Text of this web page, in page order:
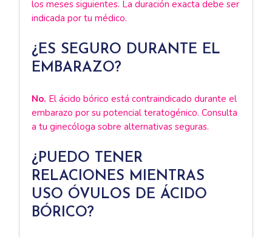
los meses siguientes. La duración exacta debe ser
indicada por tu médico.
¿ES SEGURO DURANTE EL
EMBARAZO?
No. El ácido bórico está contraindicado durante el
embarazo por su potencial teratogénico. Consulta
a tu ginecóloga sobre alternativas seguras.
¿PUEDO TENER
RELACIONES MIENTRAS
USO ÓVULOS DE ÁCIDO
BÓRICO?